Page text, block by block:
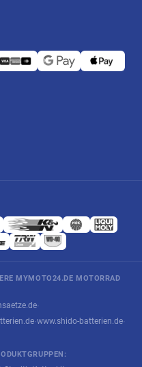
MYMOTO24.DE MOTORRAD
·
·www.shido-batterien.de·